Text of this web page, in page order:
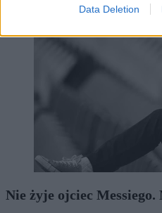
Data Deletion
Nie żyje ojciec Messiego.